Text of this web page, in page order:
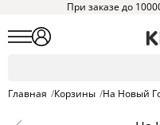
При заказе до
Главная /Корзины /На Новый